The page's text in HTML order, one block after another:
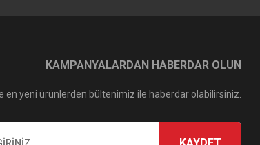
KAMPANYALARDAN HABERDAR OLUN
en yeni ürünlerden bültenimiz ile haberdar olabilirsiniz.